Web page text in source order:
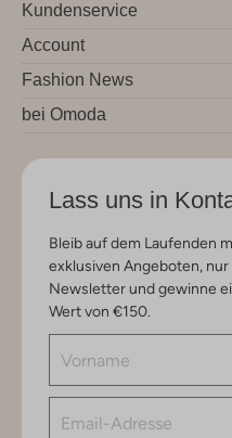
Kundenservice
Account
Fashion News
bei Omoda
Lass uns in
Bleib auf dem Laufenden
exklusiven Angeboten,
Newsletter und gewinne
Wert von €150.